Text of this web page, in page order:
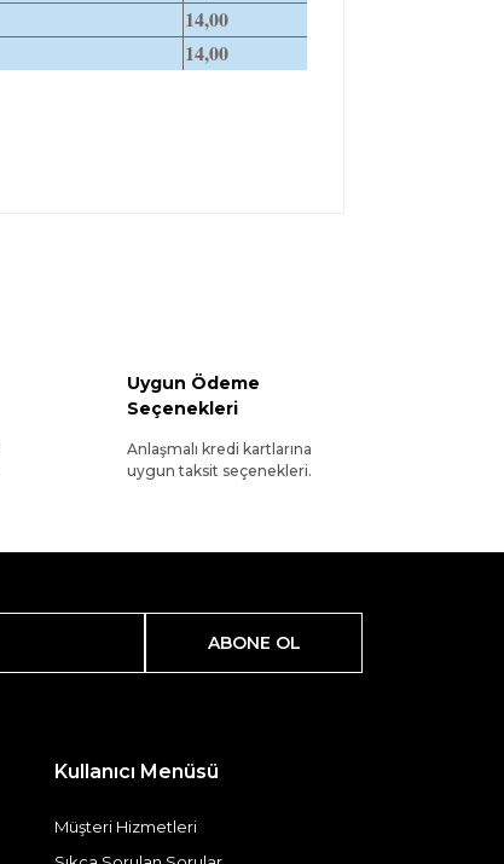
14,00
14,00
Uygun Ödeme
Seçenekleri
Anlaşmalı kredi kartlarına
uygun taksit seçenekleri.
ABONE OL
Kullanıcı Menüsü
Müşteri Hizmetleri